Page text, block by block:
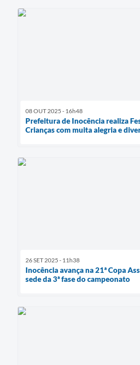
08 OUT 2025 - 16h48
Prefeitura de Inocência realiza
Crianças com muita alegria e
26 SET 2025 - 11h38
Inocência avança na 21ª Copa
sede da 3ª fase do campeonato